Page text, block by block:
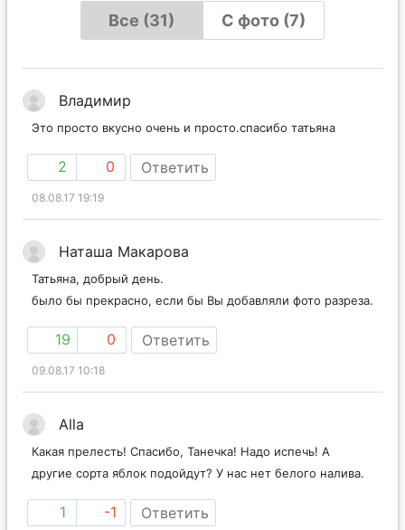
Все (31)
С фото (7)
Владимир
Это просто вкусно очень и просто.спасибо татьяна
2 0 Ответить
08.08.17 19:19
Наташа Макарова
Татьяна, добрый день.
было бы прекрасно, если бы Вы добавляли фото разреза.
19 0 Ответить
09.08.17 10:18
Alla
Какая прелесть! Спасибо, Танечка! Надо испечь! А
другие сорта яблок подойдут? У нас нет белого налива.
1 -1 Ответить